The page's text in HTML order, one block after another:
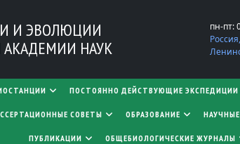
И ЭВОЛЮЦИИ
НАУК
пн-пт:
ПОСТОЯННО ДЕЙСТВУЮЩИЕ ЭКСПЕДИЦИИ
СОВЕТЫ ОБРАЗОВАНИЕ
ПУБЛИКАЦИИ ОБЩЕБИОЛОГИЧЕСКИЕ ЖУРНАЛЫ